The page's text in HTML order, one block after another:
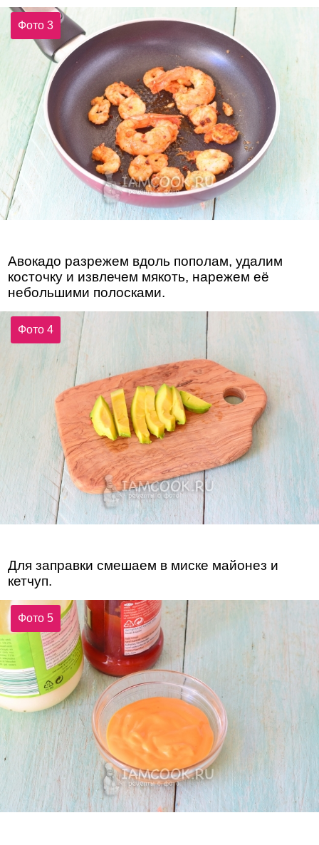
Фото 3
Авокадо разрежем вдоль пополам, удалим
косточку и извлечем мякоть, нарежем её
небольшими полосками.
Фото 4
Для заправки смешаем в миске майонез и
кетчуп.
Фото 5